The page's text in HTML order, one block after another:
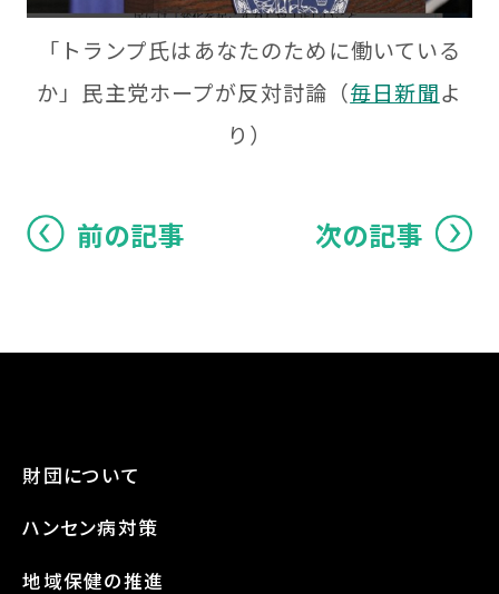
「トランプ氏はあなたのために働いている
か」民主党ホープが反対討論（毎日新聞よ
り）
前の記事 次の記事
財団について
ハンセン病対策
地域保健の推進